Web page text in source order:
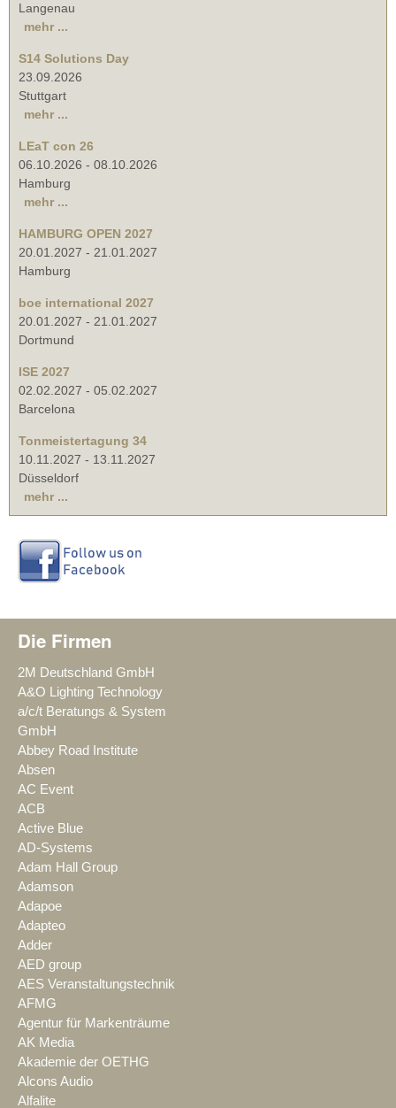
Langenau
mehr ...
S14 Solutions Day
23.09.2026
Stuttgart
mehr ...
LEaT con 26
06.10.2026 - 08.10.2026
Hamburg
mehr ...
HAMBURG OPEN 2027
20.01.2027 - 21.01.2027
Hamburg
boe international 2027
20.01.2027 - 21.01.2027
Dortmund
ISE 2027
02.02.2027 - 05.02.2027
Barcelona
Tonmeistertagung 34
10.11.2027 - 13.11.2027
Düsseldorf
mehr ...
Die Firmen
2M Deutschland GmbH
A&O Lighting Technology
a/c/t Beratungs & System
GmbH
Abbey Road Institute
Absen
AC Event
ACB
Active Blue
AD-Systems
Adam Hall Group
Adamson
Adapoe
Adapteo
Adder
AED group
AES Veranstaltungstechnik
AFMG
Agentur für Markenträume
AK Media
Akademie der OETHG
Alcons Audio
Alfalite